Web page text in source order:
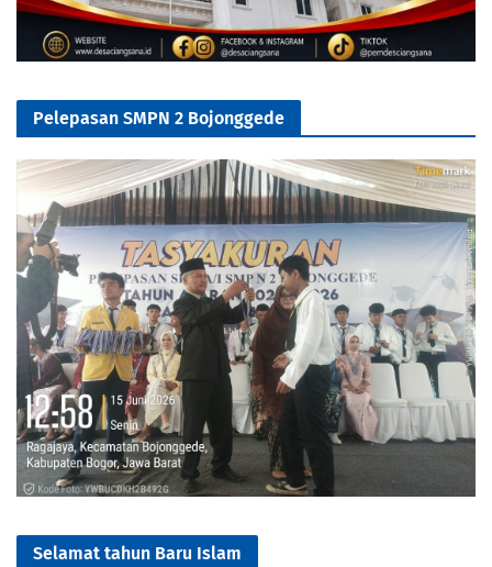
Pelepasan SMPN 2 Bojonggede
Selamat tahun Baru Islam